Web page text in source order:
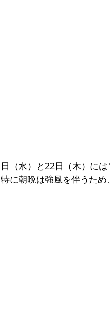
（水）と22日（木）に
に朝晩は強風を伴うた